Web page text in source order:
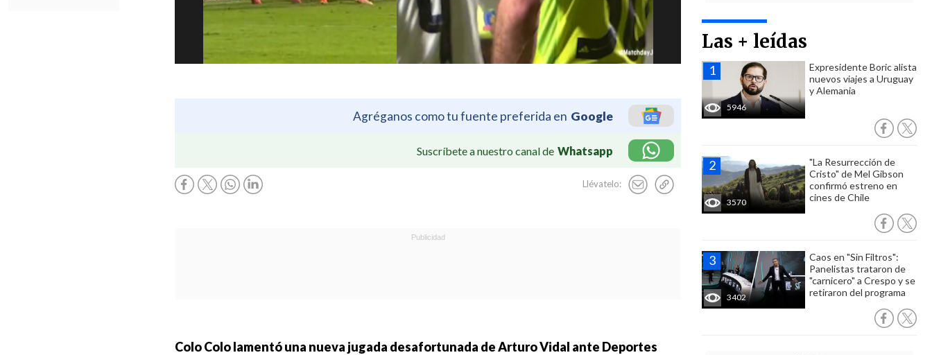
Agréganos como tu fuente preferida en Google
Suscríbete a nuestro canal de Whatsapp
Llévatelo:
Las + leídas
5946
Expresidente Boric alista
nuevos viajes a Uruguay
y Alemania
3570
"La Resurrección de
Cristo" de Mel Gibson
confirmó estreno en
cines de Chile
3402
Caos en "Sin Filtros":
Panelistas trataron de
"carnicero" a Crespo y se
retiraron del programa
Colo Colo lamentó una nueva jugada desafortunada de Arturo Vidal ante Deportes